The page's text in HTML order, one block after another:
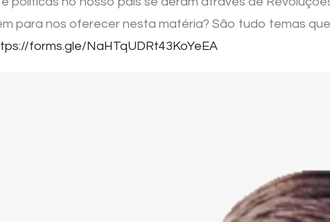
para nos oferecer nesta matéria? São tudo temas
forms.gle/NaHTqUDRt43KoYeEA